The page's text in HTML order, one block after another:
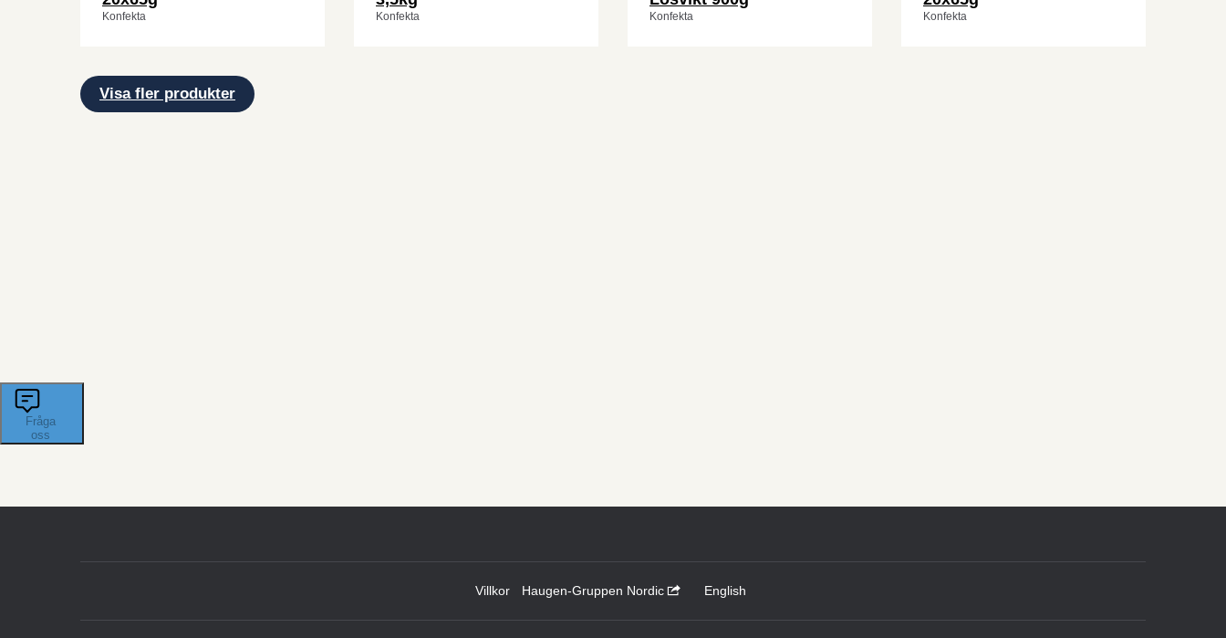
Konfekta Konfekta Konfekta Konfekta
Visa fler produkter
Villkor Haugen-Gruppen Nordic English